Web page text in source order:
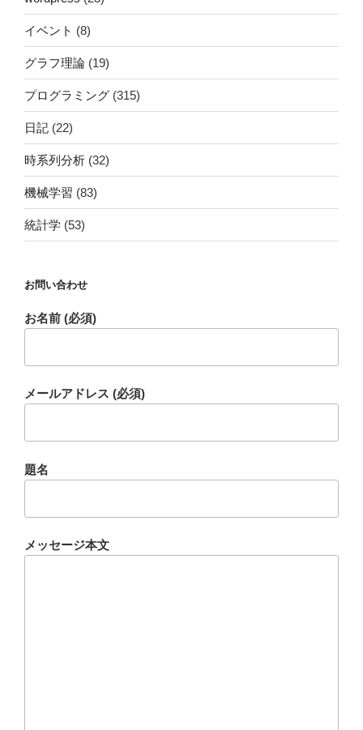
イベント (8)
グラフ理論 (19)
プログラミング (315)
日記 (22)
時系列分析 (32)
機械学習 (83)
統計学 (53)
お問い合わせ
お名前 (必須)
メールアドレス (必須)
題名
メッセージ本文